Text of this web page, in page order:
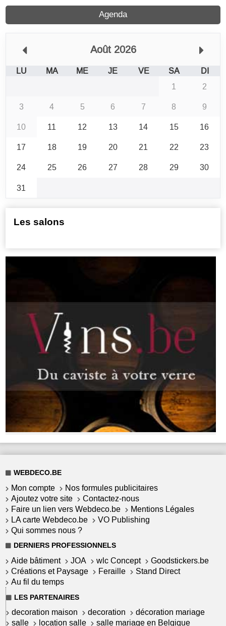
Agenda
Août 2026
LU MA ME JE VE SA
DI
1
2
3
4 5 6 7 8
9
10
11 12 13 14 15
16
17
18 19 20 21 22
23
24
25 26 27 28 29
30
31
Les salons
WEBDECO.BE
Mon compte
Nos formules publicitaires
Ajoutez votre site
Contactez-nous
Faire un lien vers Webdeco.be
Mentions Légales
LA carte Webdeco.be
VO Publishing
Qui sommes nous ?
DERNIERS PROFESSIONNELS
Aide bâtiment JOA wlc Concept
Goodstickers.be
Créations et Paysage
Feraille
Stand Direct
Au fil du temps
LES PARTENAIRES
decoration maison decoration
décoration mariage
salle
location salle salle mariage en Belgique